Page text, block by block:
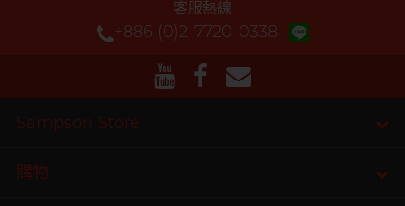
客服熱線
+886 (0)2-7720-0338
Sampson Store
購物